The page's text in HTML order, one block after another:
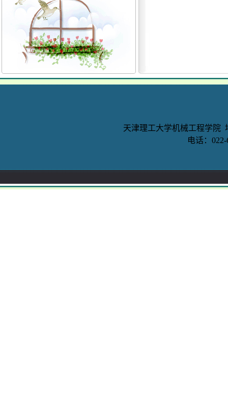
天津理工大学机械工程学院
电话：